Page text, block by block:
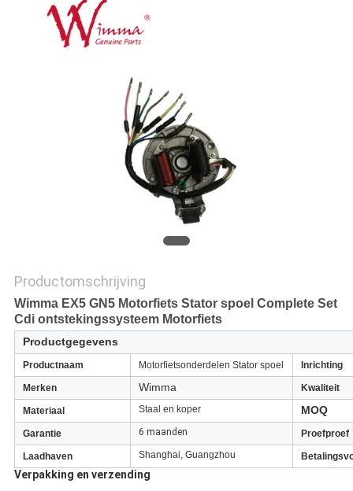
Productomschrijving
Wimma EX5 GN5 Motorfiets Stator spoel Complete Set
Cdi ontstekingssysteem Motorfiets
Productgegevens
Productnaam Motorfietsonderdelen Stator spoel Inrichting
Merken Wimma Kwaliteit
Materiaal Staal en koper MOQ
Garantie 6 maanden Proefproef
Laadhaven Shanghai, Guangzhou
Verpakking en verzending